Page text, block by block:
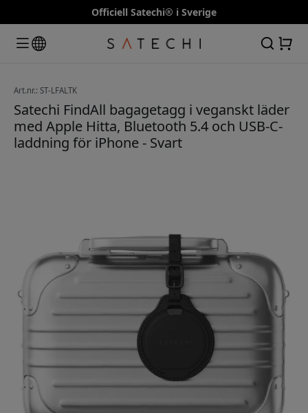
Officiell Satechi® i Sverige
Art.nr.: ST-LFALTK
Satechi FindAll bagagetagg i veganskt läder
med Apple Hitta, Bluetooth 5.4 och USB-C-
laddning för iPhone - Svart